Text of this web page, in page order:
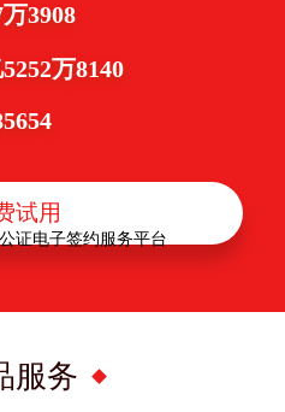
万3908
5252万8140
试用
服务
证电子签约服务平台